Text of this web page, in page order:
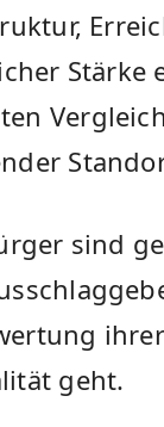
Stärke
sind
ihrer
geht.